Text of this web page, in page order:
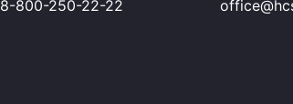
8-800-250-22-22